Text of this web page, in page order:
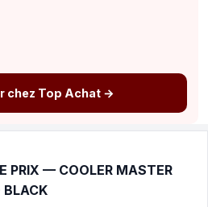
chez Top Achat →
PRIX — COOLER MASTER
BLACK